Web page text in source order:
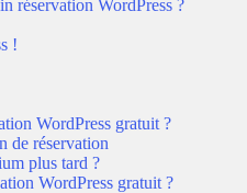
réservation WordPress ?
!
WordPress gratuit ?
de réservation
plus tard ?
WordPress gratuit ?